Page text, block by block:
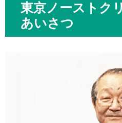
東京ノーストク
あいさつ